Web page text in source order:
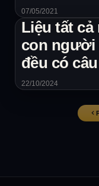
07/05/2021
Liệu tất
con người
đều có
22/10/2024